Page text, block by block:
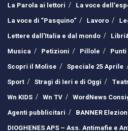
La Parola ai lettori
La voce
La voce di “Pasquino”
Lavoro
Lettere dall’Italia e dal mondo
Musica
Petizioni Pillole
Scopri il Molise
Speciale 25 Aprile
Sport
Stragi di Ieri e di Oggi
Wn KIDS
Wn TV WordNews
Agenti pubblicitari
BANNER
DIOGHENES APS – Ass. Antimafie e